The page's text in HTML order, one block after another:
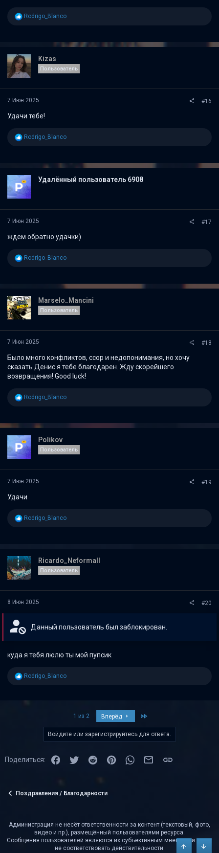
Р
и
и
:
Rodrigo_Blanco
Kizas
Пользователь
7 Июн 2025 #16
Удачи тебе!
Р
и
и
Rodrigo_Blanco
Удалённый пользователь 6908
7 Июн 2025 #17
ждем обратно удачки)
Р
и
и
:
Rodrigo_Blanco
Marselo_Mancini
Пользователь
7 Июн 2025 #18
Было много конфликтов, ссор и недопонимания, но хочу
сказать Денис я тебе благодарен. Жду скорейшего
возвращения! Good luck!
Р
и
и
Rodrigo_Blanco
Polikov
Пользователь
7 Июн 2025 #19
Удачи
Р
и
и
:
Rodrigo_Blanco
Ricardo_Neformall
Пользователь
8 Июн 2025 #20
Данный пользователь был заблокирован.
куда я тебя люлю ты мой пупсик
Р
к
Rodrigo_Blanco
1 из 2 Вперёд
Войдите или зарегистрируйтесь для ответа.
Поделиться: Facebook
Twitter Reddit PinterestWhatsAppЭлектронная почта
Поздравления / Благодарности
Администрация не несёт ответственности за контент (текстовый, фото,
видео и пр.), размещённый пользователями ресурса.
Сообщения пользователей являются их субъективным мнением и могут
не соответствовать действительности.